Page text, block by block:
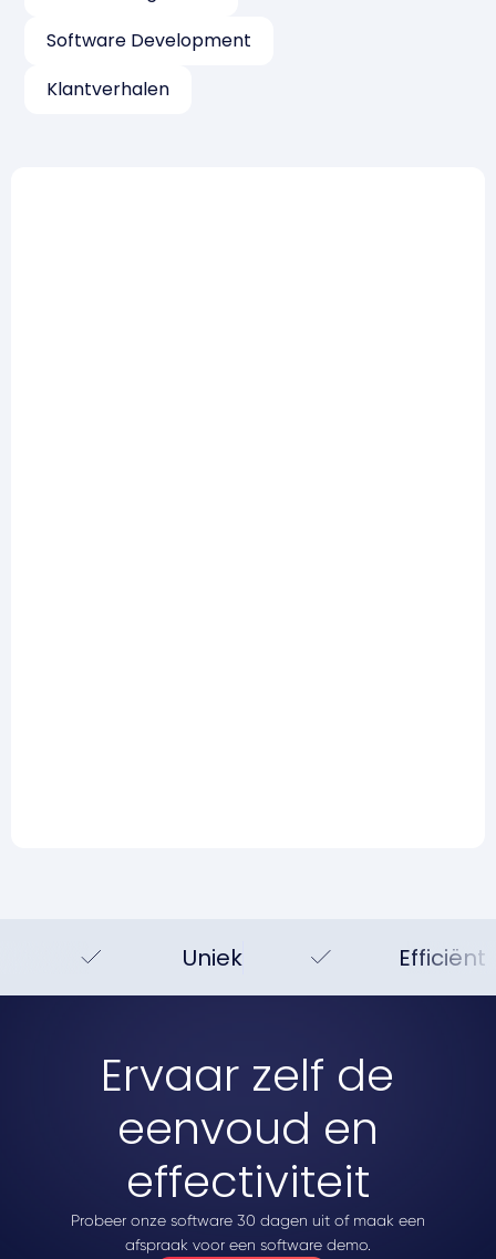
Software Development
Klantverhalen
Uniek Efficiënt
Ervaar zelf de
eenvoud en
effectiviteit
Probeer onze software 30 dagen uit of maak een
afspraak voor een software demo.